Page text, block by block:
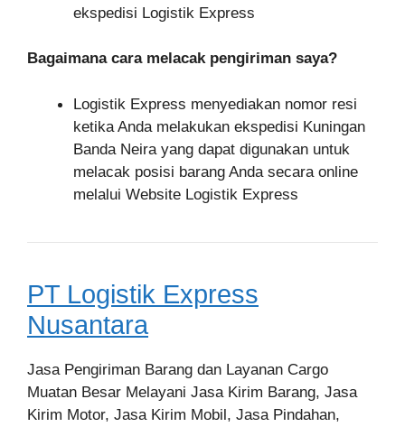
ekspedisi Logistik Express
Bagaimana cara melacak pengiriman saya?
Logistik Express menyediakan nomor resi
ketika Anda melakukan ekspedisi Kuningan
Banda Neira yang dapat digunakan untuk
melacak posisi barang Anda secara online
melalui Website Logistik Express
PT Logistik Express
Nusantara
Jasa Pengiriman Barang dan Layanan Cargo
Muatan Besar Melayani Jasa Kirim Barang, Jasa
Kirim Motor, Jasa Kirim Mobil, Jasa Pindahan,